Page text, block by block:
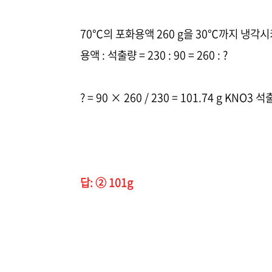
70℃의 포화용액 260 g을 30℃까지 냉각시
용액 : 석출량 = 230 : 90 = 260 : ?
? = 90 × 260 / 230 = 101.74 g KNO3 석
답: ② 101g